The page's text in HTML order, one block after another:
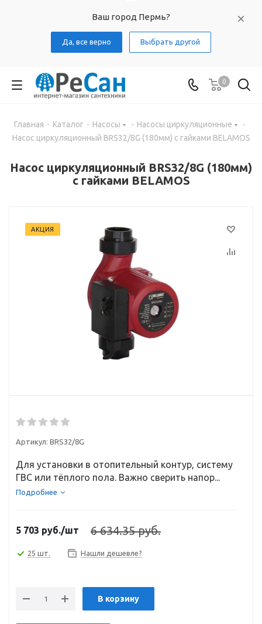
Ваш город Пермь?
Да, все верно Выбрать другой
0
Главная - Каталог - Насосы - Насосы циркуляционные
-
Насос циркуляционный BRS32/8G (180мм) с гайками BELAMOS
Насос циркуляционный BRS32/8G (180мм)
с гайками BELAMOS
АКЦИЯ
Артикул: BRS32/8G
Для установки в отопительный контур, систему
ГВС или тёплого пола. Важно сверить напор...
Подробнее
5 703 руб./шт 6 634.35 руб.
25 шт. Нашли дешевле?
В корзину